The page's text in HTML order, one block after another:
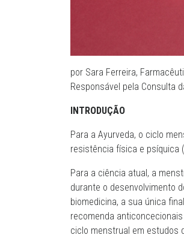
por Sara Ferreira,
Responsável pela Consulta
INTRODUÇÃO
Para a Ayurveda, o ciclo
resistência física e psíquica (
Para a ciência atual, a
durante o desenvolvimento
biomedicina, a sua única
recomenda
ciclo menstrual em estudos